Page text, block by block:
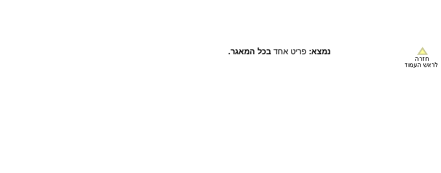
נמצא: פריט אחד בכל המאגר.